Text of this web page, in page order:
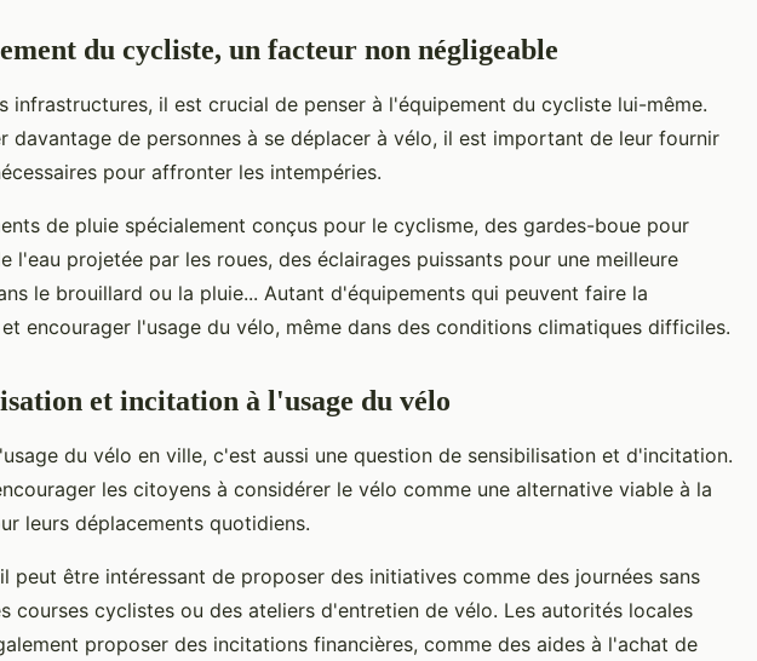
du cycliste, un facteur non négligeable
infrastructures, il est crucial de penser à l'équipement du cycliste lui-même.
davantage de personnes à se déplacer à vélo, il est important de leur fournir
pour affronter les intempéries.
de pluie spécialement conçus pour le cyclisme, des gardes-boue pour
l'eau projetée par les roues, des éclairages puissants pour une meilleure
le brouillard ou la pluie... Autant d'équipements qui peuvent faire la
encourager l'usage du vélo, même dans des conditions climatiques difficiles.
et incitation à l'usage du vélo
du vélo en ville, c'est aussi une question de sensibilisation et d'incitation.
les citoyens à considérer le vélo comme une alternative viable à la
leurs déplacements quotidiens.
peut être intéressant de proposer des initiatives comme des journées sans
courses cyclistes ou des ateliers d'entretien de vélo. Les autorités locales
proposer des incitations financières, comme des aides à l'achat de